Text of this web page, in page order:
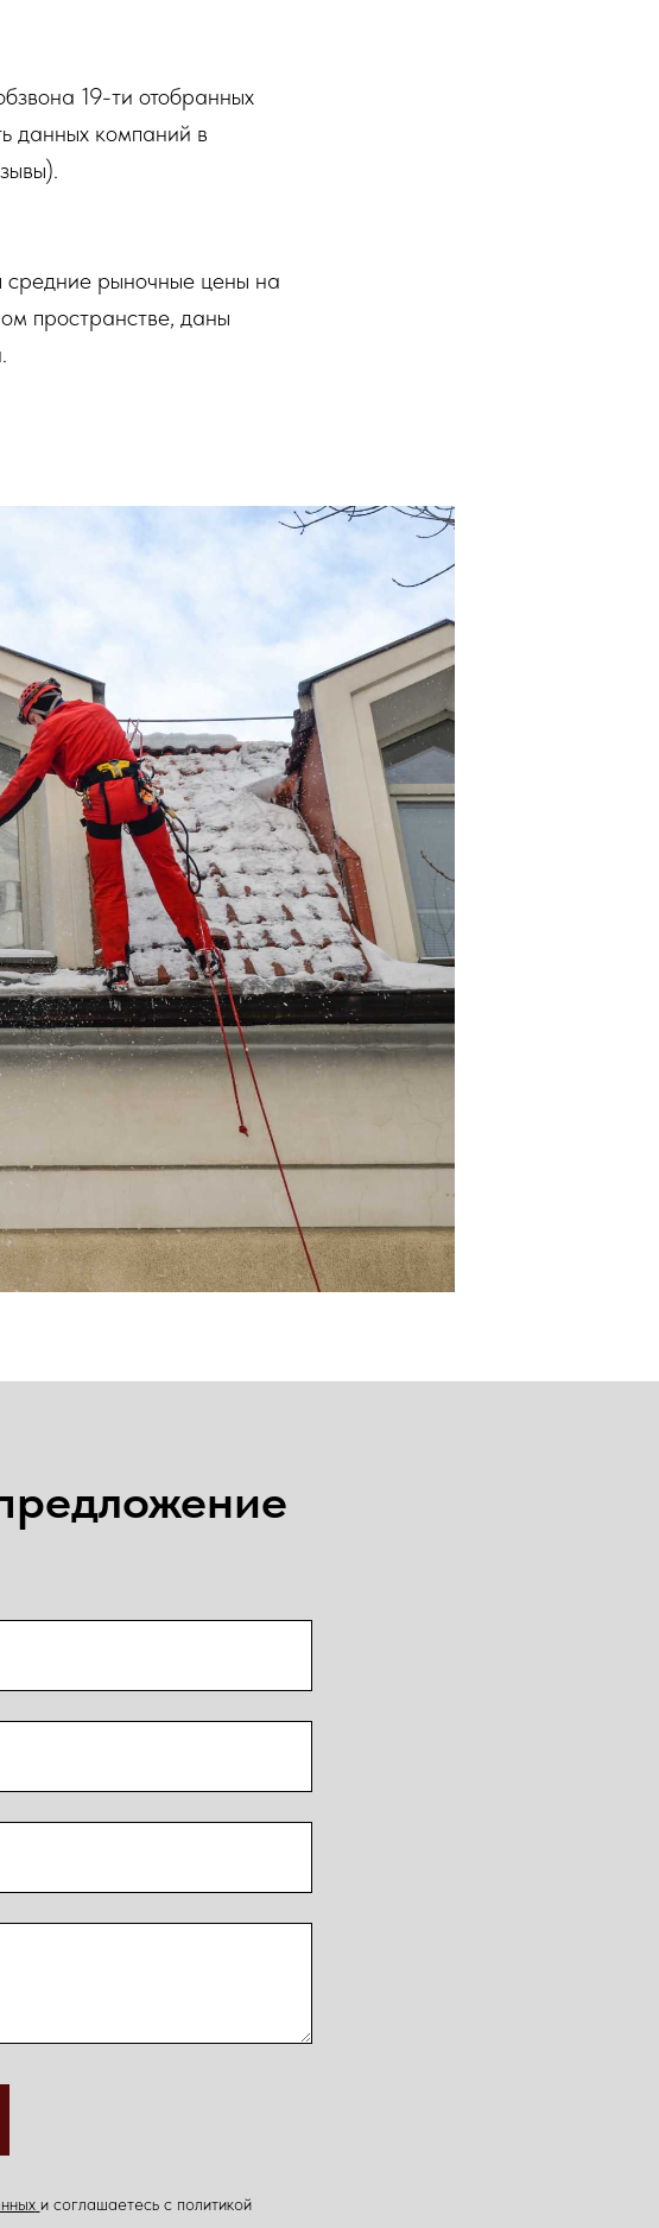
19-ти отобранных
данных компаний в
средние рыночные цены на
пространстве, даны
и соглашаетесь c политикой